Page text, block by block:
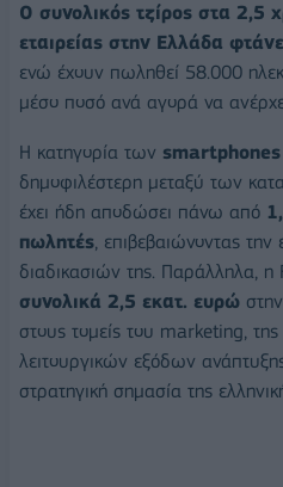
Ο συνολικός τζίρος στα 2,5
εταιρείας στην Ελλάδα
ενώ έχουν πωληθεί 58.000
μέσο ποσό ανά αγορά να
Η κατηγορία των smartphones
δημοφιλέστερη μεταξύ των
έχει ήδη αποδώσει πάνω από
πωλητές, επιβεβαιώνοντας
διαδικασιών της. Παράλληλα, η
συνολικά 2,5 εκατ. ευρώ
στους τομείς του marketing,
λειτουργικών εξόδων
στρατηγική σημασία της